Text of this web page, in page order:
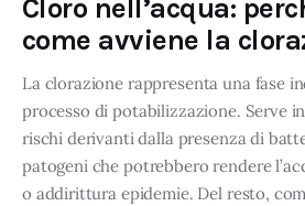
Cloro nell’acqua:
come avviene la
La clorazione rappresenta una fase
processo di potabilizzazione. Serve
rischi derivanti dalla presenza di
patogeni che potrebbero rendere
o addirittura epidemie. Del resto,